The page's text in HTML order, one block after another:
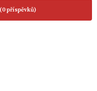
příspěvků)